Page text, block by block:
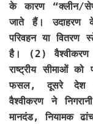
के कारण “क्लीन/
जाते हैं। उदाहरण
परिवहन या वितरण
है। (2) वैश्वीकरण
राष्ट्रीय सीमाओं
फसल, दूसरे देश
वैश्वीकरण ने
मानदंड, नियामक